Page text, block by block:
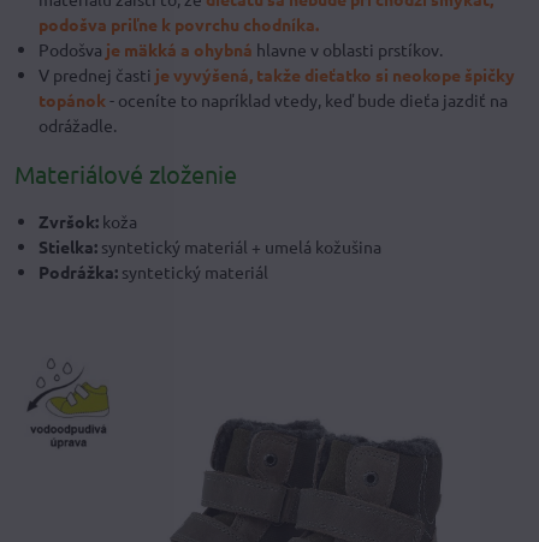
podošva priľne k povrchu chodníka.
Podošva je mäkká a ohybná hlavne v oblasti prstíkov.
V prednej časti je vyvýšená, takže dieťatko si neokope špičky
topánok- oceníte to napríklad vtedy, keď bude dieťa jazdiť na
odrážadle.
Materiálové zloženie
Zvršok: koža
Stielka: syntetický materiál + umelá kožušina
Podrážka: syntetický materiál